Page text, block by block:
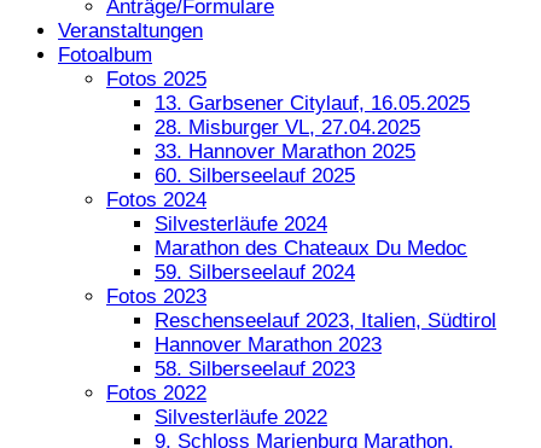
Anträge/Formulare
Veranstaltungen
Fotoalbum
Fotos 2025
13. Garbsener Citylauf, 16.05.2025
28. Misburger VL, 27.04.2025
33. Hannover Marathon 2025
60. Silberseelauf 2025
Fotos 2024
Silvesterläufe 2024
Marathon des Chateaux Du Medoc
59. Silberseelauf 2024
Fotos 2023
Reschenseelauf 2023, Italien, Südtirol
Hannover Marathon 2023
58. Silberseelauf 2023
Fotos 2022
Silvesterläufe 2022
9. Schloss Marienburg Marathon,